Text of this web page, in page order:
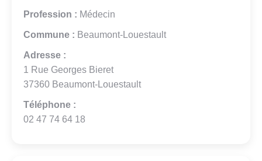
Profession : Médecin
Commune : Beaumont-Louestault
Adresse :
1 Rue Georges Bieret
37360 Beaumont-Louestault
Téléphone :
02 47 74 64 18